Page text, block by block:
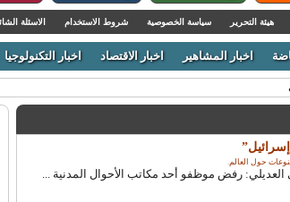
هيئة التحرير سياسة الخصوصية شروط الاستخدام الاسئلة
اخبار المشاهير اخبار الاقتصاد اخبار التكنولوجيا
حول العالم.